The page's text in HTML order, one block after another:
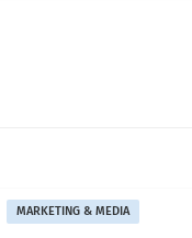
MARKETING & MEDIA